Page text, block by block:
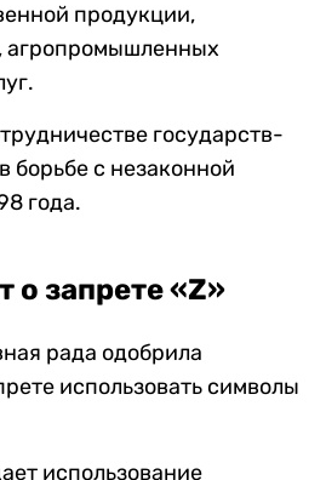
продукции,
агропромышленных
государств-
борьбе с незаконной
года.
о запрете «Z»
рада одобрила
использовать символы
использование